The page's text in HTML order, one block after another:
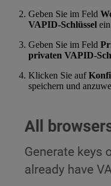
Geben Sie im Feld
VAPID-Schlüssel
Geben Sie im Feld
privaten VAPID-
Klicken Sie auf
speichern und